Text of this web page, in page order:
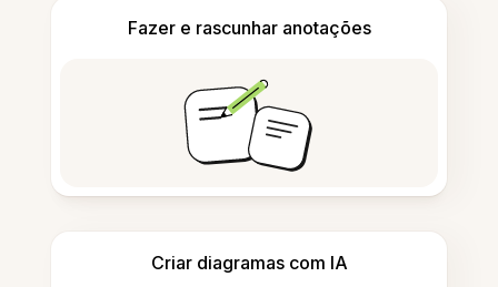
Fazer e rascunhar anotações
Criar diagramas com IA